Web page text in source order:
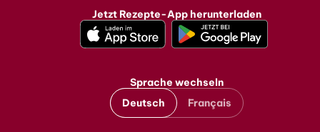
Jetzt Rezepte-App herunterladen
Sprache wechseln
Deutsch
Français